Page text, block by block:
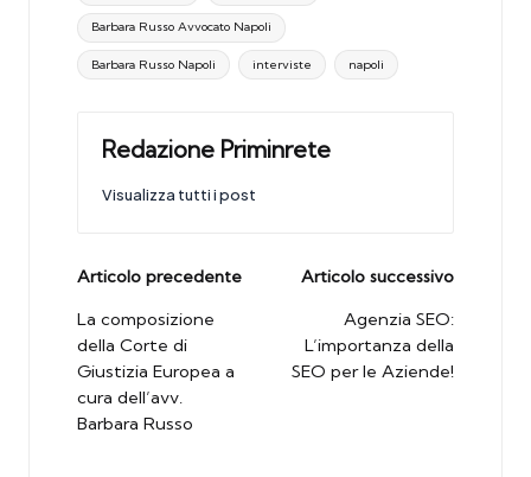
Barbara Russo Avvocato Napoli
Barbara Russo Napoli interviste napoli
Redazione Priminrete
Visualizza tutti i post
Post
navigation
Articolo precedente
La composizione
della Corte di
Giustizia Europea a
cura dell’avv.
Barbara Russo
Articolo successivo
Agenzia SEO:
L’importanza della
SEO per le Aziende!